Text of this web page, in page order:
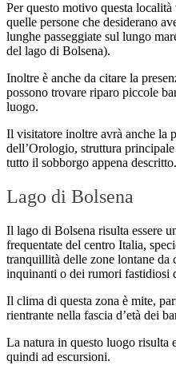
Per questo motivo questa
quelle persone che desiderano
lunghe passeggiate sul lungo
del lago di Bolsena).
Inoltre è anche da citare la
possono trovare riparo piccole
luogo.
Il visitatore inoltre avrà anche la
dell’Orologio, struttura
tutto il sobborgo appena descritto.
Lago di Bolsena
Il lago di Bolsena risulta essere
frequentate del centro Italia,
tranquillità delle zone lontane
inquinanti o dei rumori fastidiosi
Il clima di questa zona è mite,
rientrante nella fascia d’età dei
La natura in questo luogo risulta
quindi ad escursioni.